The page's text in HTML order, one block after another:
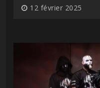
12 février 2025